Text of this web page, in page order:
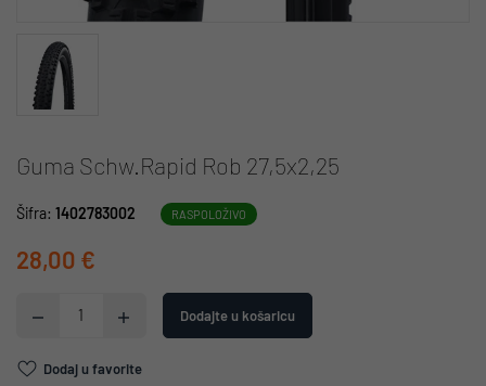
Guma Schw.Rapid Rob 27,5x2,25
Šifra: 1402783002 RASPOLOŽIVO
28,00 €
Dodajte u košaricu
Dodaj u favorite